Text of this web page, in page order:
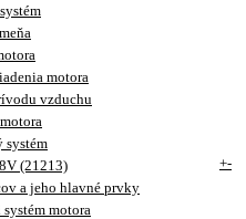
motora
vzduchu
(21213)
+-
a jeho hlavné prvky
motora